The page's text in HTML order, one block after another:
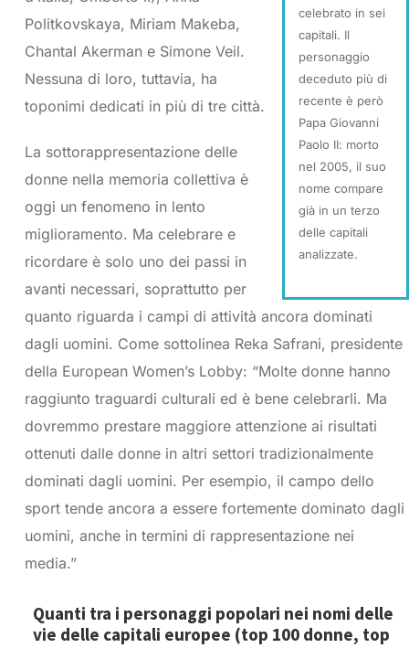
celebrato in sei
capitali. Il
personaggio
deceduto più di
recente è però
Papa Giovanni
Paolo II: morto
nel 2005, il suo
nome compare
già in un terzo
delle capitali
analizzate.
Politkovskaya, Miriam Makeba,
Chantal Akerman e Simone Veil.
Nessuna di loro, tuttavia, ha
toponimi dedicati in più di tre città.
La sottorappresentazione delle
donne nella memoria collettiva è
oggi un fenomeno in lento
miglioramento. Ma celebrare e
ricordare è solo uno dei passi in
avanti necessari, soprattutto per
quanto riguarda i campi di attività ancora dominati
dagli uomini. Come sottolinea Reka Safrani, presidente
della European Women’s Lobby: “Molte donne hanno
raggiunto traguardi culturali ed è bene celebrarli. Ma
dovremmo prestare maggiore attenzione ai risultati
ottenuti dalle donne in altri settori tradizionalmente
dominati dagli uomini. Per esempio, il campo dello
sport tende ancora a essere fortemente dominato dagli
uomini, anche in termini di rappresentazione nei
media.”